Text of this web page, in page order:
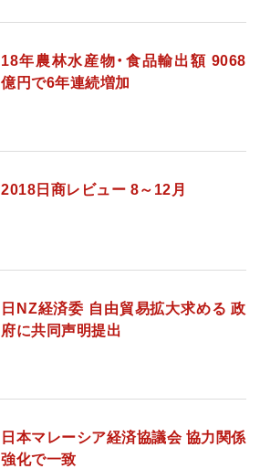
18年農林水産物・食品輸出額 9068
億円で6年連続増加
2018日商レビュー 8～12月
日NZ経済委 自由貿易拡大求める 政
府に共同声明提出
日本マレーシア経済協議会 協力関係
強化で一致